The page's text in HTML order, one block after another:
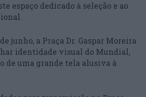
espaço dedicado à seleção e ao
junho, a Praça Dr. Gaspar Moreira
identidade visual do Mundial,
de uma grande tela alusiva à